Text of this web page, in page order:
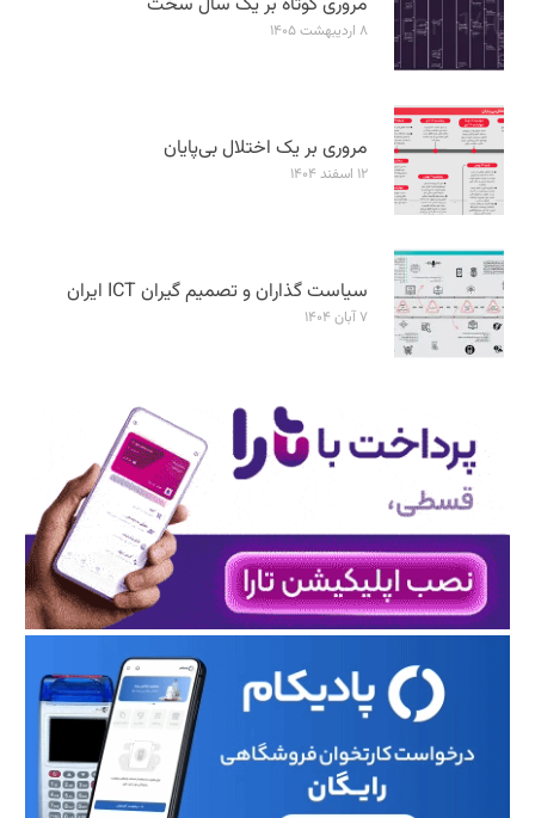
۸ اردیبهشت ۱۴۰۵
مروری بر یک اختلال بی‌پایان
۱۲ اسفند ۱۴۰۴
سیاست گذاران و تصمیم گیران ICT ایران
۷ آبان ۱۴۰۴